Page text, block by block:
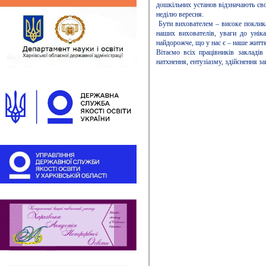
дошкільних установ відзначають
неділю вересня.
Бути вихователем – високе
наших вихователів, уваги до
найдорожче, що у нас є – наше
Вітаємо всіх працівників
натхнення, ентузіазму, здійснення